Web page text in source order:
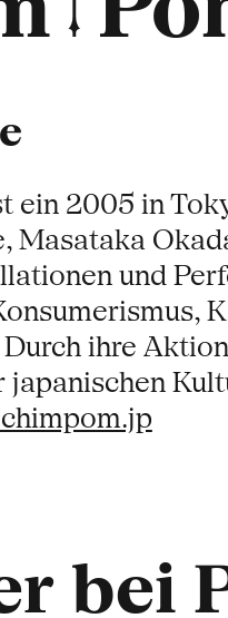
ein 2005 in
Masataka
und
Durch ihre
japanischen
bei